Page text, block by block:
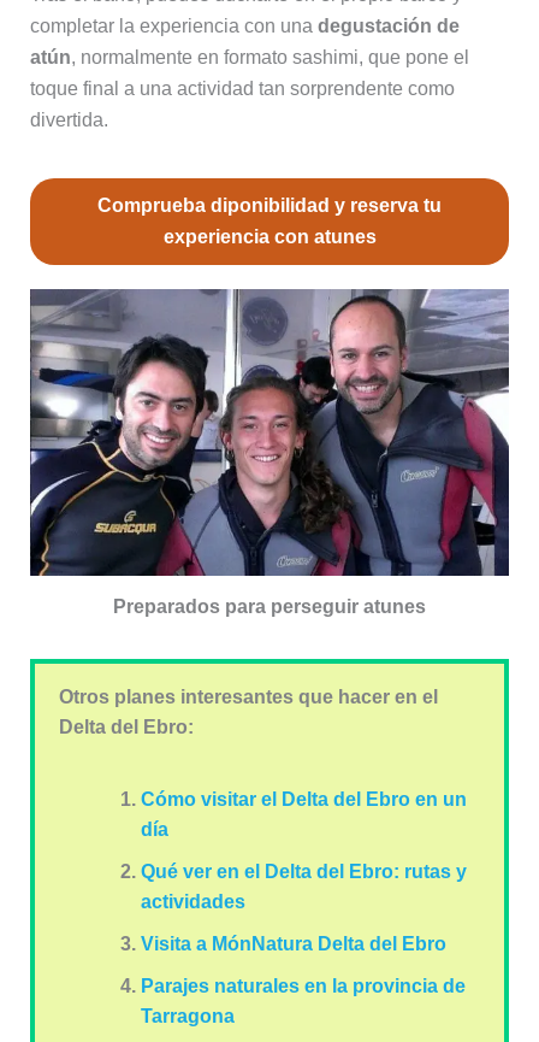
completar la experiencia con una degustación de
atún, normalmente en formato sashimi, que pone el
toque final a una actividad tan sorprendente como
divertida.
Comprueba diponibilidad y reserva tu
experiencia con atunes
Preparados para perseguir atunes
Otros planes interesantes que hacer en el
Delta del Ebro:
Cómo visitar el Delta del Ebro en un
día
Qué ver en el Delta del Ebro: rutas y
actividades
Visita a MónNatura Delta del Ebro
Parajes naturales en la provincia de
Tarragona